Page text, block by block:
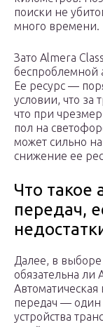
поиски не
много времени.
Зато Almera
беспроблемной
Ее ресурс —
условии, что за
что при
пол на
может сильно
снижение ее
Что такое
передач,
Далее, в выборе
обязательна ли
передач — один
устройства